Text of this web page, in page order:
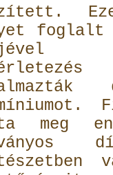
foglalt
meg